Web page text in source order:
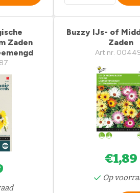
Zaden
Buzzy IJs- of
Zaden
Art nr.
€1,89
Op